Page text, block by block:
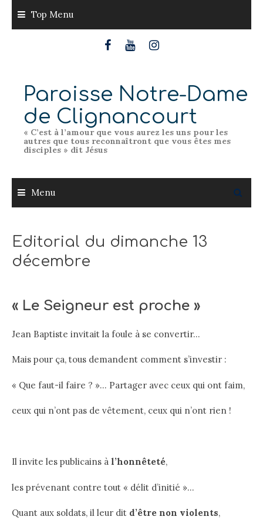
content
Top Menu
Paroisse Notre-Dame
de Clignancourt
« C’est à l’amour que vous aurez les uns pour les
autres que tous reconnaîtront que vous êtes mes
disciples » dit Jésus
Menu
Editorial du dimanche 13
décembre
« Le Seigneur est proche »
Jean Baptiste invitait la foule à se convertir…
Mais pour ça, tous demandent comment s’investir :
« Que faut-il faire ? »… Partager avec ceux qui ont faim,
ceux qui n’ont pas de vêtement, ceux qui n’ont rien !
Il invite les publicains à l’honnêteté,
les prévenant contre tout « délit d’initié »…
Quant aux soldats, il leur dit d’être non violents,